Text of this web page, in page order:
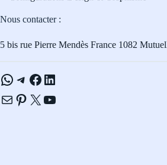
Nous contacter :
5 bis rue Pierre Mendès France 1082
WhatsApp
Telegram
Facebook
LinkedIn
E-mailPinterest
X YouTube